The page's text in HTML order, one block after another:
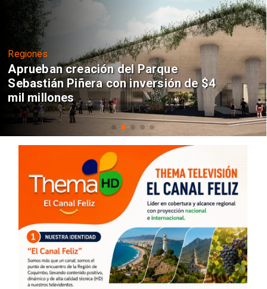
Regiones
Aprueban creación del Parque
Sebastián Piñera con inversión de $4
mil millones